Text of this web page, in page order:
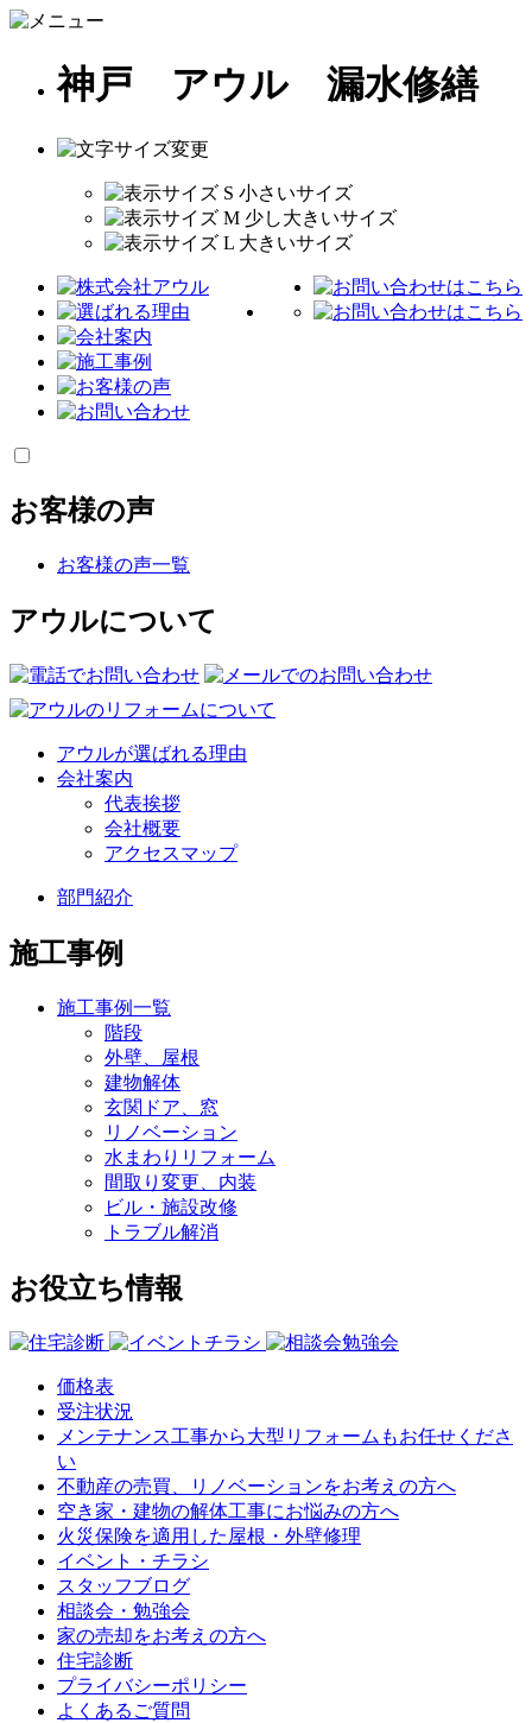
神戸 アウル 漏水修繕
お客様の声
お客様の声一覧
アウルについて
アウルが選ばれる理由
会社案内
代表挨拶
会社概要
アクセスマップ
部門紹介
施工事例
施工事例一覧
階段
外壁、屋根
建物解体
玄関ドア、窓
リノベーション
水まわりリフォーム
間取り変更、内装
ビル・施設改修
トラブル解消
お役立ち情報
価格表
受注状況
メンテナンス工事から大型リフォームもお任せくださ
い
不動産の売買、リノベーションをお考えの方へ
空き家・建物の解体工事にお悩みの方へ
火災保険を適用した屋根・外壁修理
イベント・チラシ
スタッフブログ
相談会・勉強会
家の売却をお考えの方へ
住宅診断
プライバシーポリシー
よくあるご質問